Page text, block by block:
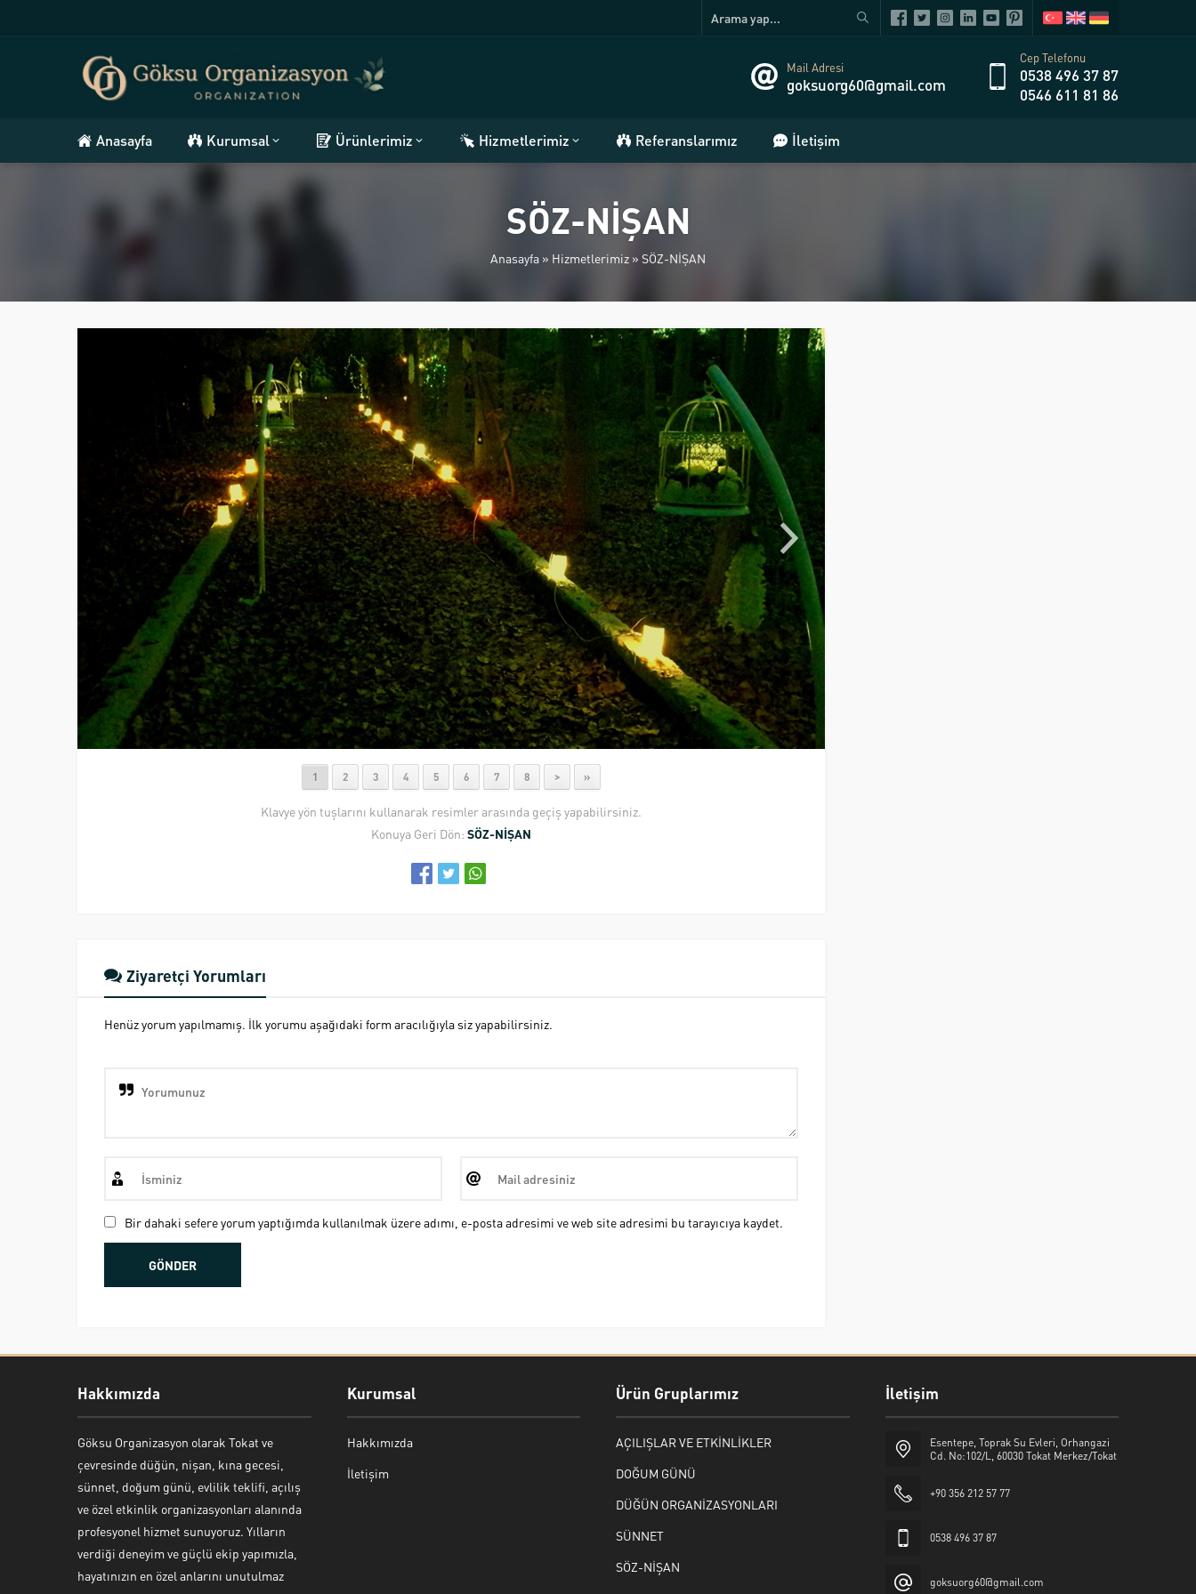
Mail Adresi
goksuorg60@gmail.com
Cep Telefonu
0538 496 37 87
0546 611 81 86
Anasayfa Kurumsal Ürünlerimiz Hizmetlerimiz Referanslarımız İletişim
SÖZ-NİŞAN
Anasayfa » Hizmetlerimiz » SÖZ-NİŞAN
1 2 3 4 5 6 7 8 > »
Klavye yön tuşlarını kullanarak resimler arasında geçiş yapabilirsiniz.
Konuya Geri Dön: SÖZ-NİŞAN
Ziyaretçi Yorumları
Henüz yorum yapılmamış. İlk yorumu aşağıdaki form aracılığıyla siz yapabilirsiniz.
Bir dahaki sefere yorum yaptığımda kullanılmak üzere adımı, e-posta adresimi ve web site adresimi bu tarayıcıya kaydet.
Hakkımızda
Göksu Organizasyon olarak Tokat ve
çevresinde düğün, nişan, kına gecesi,
sünnet, doğum günü, evlilik teklifi, açılış
ve özel etkinlik organizasyonları alanında
profesyonel hizmet sunuyoruz. Yılların
verdiği deneyim ve güçlü ekip yapımızla,
hayatınızın en özel anlarını unutulmaz
Kurumsal
Hakkımızda
İletişim
Ürün Gruplarımız
AÇILIŞLAR VE ETKİNLİKLER
DOĞUM GÜNÜ
DÜĞÜN ORGANİZASYONLARI
SÜNNET
SÖZ-NİŞAN
İletişim
Esentepe, Toprak Su Evleri, Orhangazi
Cd. No:102/L, 60030 Tokat Merkez/Tokat
+90 356 212 57 77
0538 496 37 87
goksuorg60@gmail.com
Bekir Kiper
Cevap Yaz